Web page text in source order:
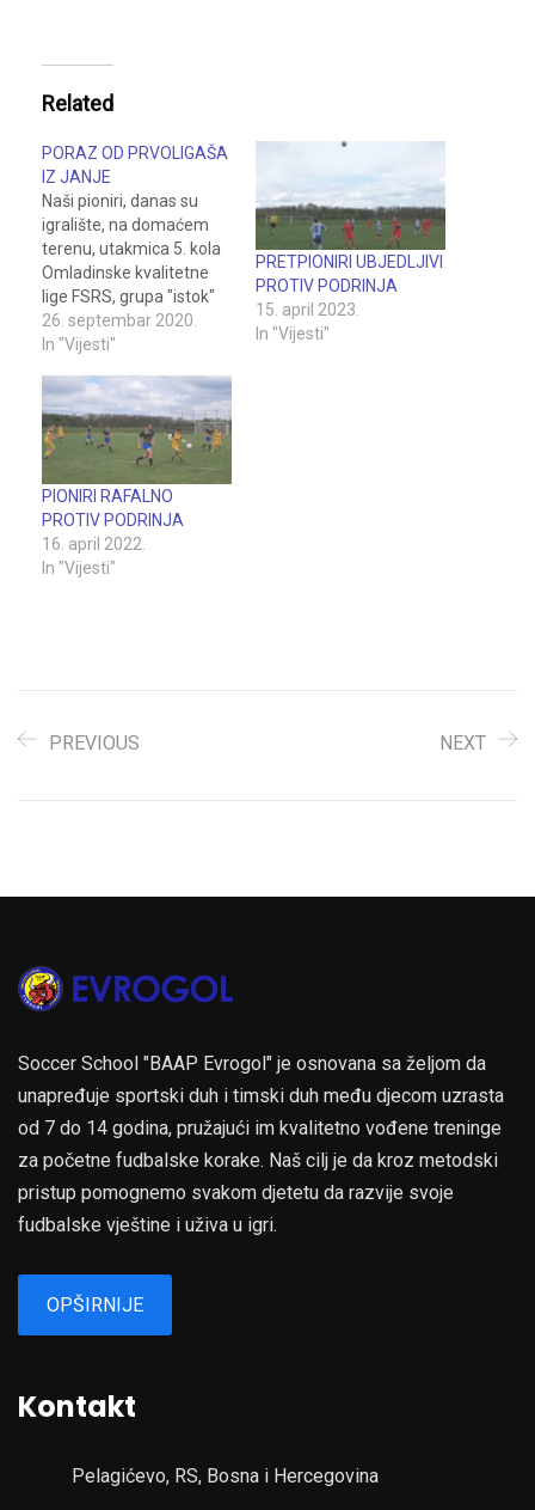
Related
PORAZ OD PRVOLIGAŠA
IZ JANJE
Naši pioniri, danas su
igralište, na domaćem
terenu, utakmica 5. kola
Omladinske kvalitetne
lige FSRS, grupa "istok"
sa prvoligašem
Podrinjem iz Janje. Na
slavili sa pobedničkih 4:0
(0: 0). Nakon odličnog
prvog poluvremena, u
kojem su mreže mirovale
u kojem smo imali izgled
prilike za…
26. septembar 2020.
In "Vijesti"
PRETPIONIRI UBJEDLJIVI
PROTIV PODRINJA
15. april 2023.
In "Vijesti"
PIONIRI RAFALNO
PROTIV PODRINJA
16. april 2022.
In "Vijesti"
PREVIOUS NEXT
Soccer School "BAAP Evrogol" je osnovana sa željom da
unapređuje sportski duh i timski duh među djecom uzrasta
od 7 do 14 godina, pružajući im kvalitetno vođene treninge
za početne fudbalske korake. Naš cilj je da kroz metodski
pristup pomognemo svakom djetetu da razvije svoje
fudbalske vještine i uživa u igri.
OPŠIRNIJE
Kontakt
Pelagićevo, RS, Bosna i Hercegovina